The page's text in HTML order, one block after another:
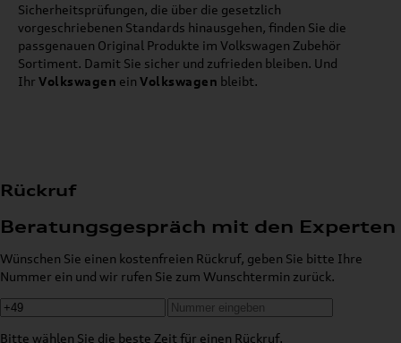
Sicherheitsprüfungen, die über die gesetzlich
vorgeschriebenen Standards hinausgehen, finden Sie die
passgenauen Original Produkte im Volkswagen Zubehör
Sortiment. Damit Sie sicher und zufrieden bleiben. Und
Ihr Volkswagen ein Volkswagen bleibt.
Rückruf
Beratungsgespräch mit den Experten
Wünschen Sie einen kostenfreien Rückruf, geben Sie bitte Ihre
Nummer ein und wir rufen Sie zum Wunschtermin zurück.
Bitte wählen Sie die beste Zeit für einen Rückruf.